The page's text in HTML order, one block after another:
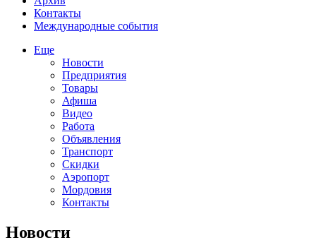
Контакты
Международные события
Еще
Новости
Предприятия
Товары
Афиша
Видео
Работа
Объявления
Транспорт
Скидки
Аэропорт
Мордовия
Контакты
Новости